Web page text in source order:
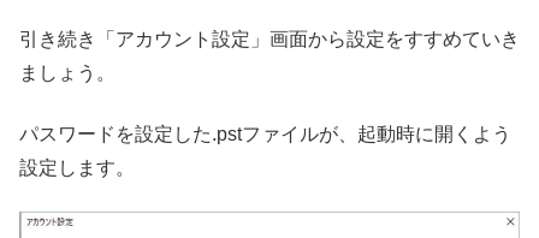
引き続き「アカウント設定」画面から設定をすすめていき
ましょう。
パスワードを設定した.pstファイルが、起動時に開くよう
設定します。